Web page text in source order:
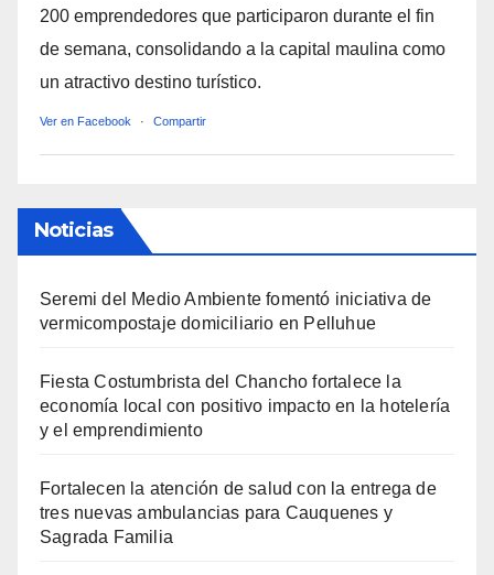
200 emprendedores que participaron durante el fin
de semana, consolidando a la capital maulina como
un atractivo destino turístico.
Ver en Facebook · Compartir
Noticias
Seremi del Medio Ambiente fomentó iniciativa de
vermicompostaje domiciliario en Pelluhue
Fiesta Costumbrista del Chancho fortalece la
economía local con positivo impacto en la hotelería
y el emprendimiento
Fortalecen la atención de salud con la entrega de
tres nuevas ambulancias para Cauquenes y
Sagrada Familia